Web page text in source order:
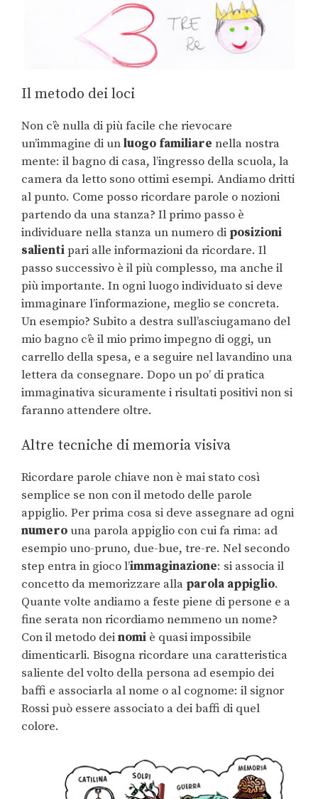
Il metodo dei loci
Non c’è nulla di più facile che rievocare
un’immagine di unluogo familiare nella nostra
mente: il bagno di casa, l’ingresso della scuola, la
camera da letto sono ottimi esempi. Andiamo dritti
al punto. Come posso ricordare parole o nozioni
partendo da una stanza? Il primo passo è
individuare nella stanza un numero di posizioni
salientipari alle informazioni da ricordare. Il
passo successivo è il più complesso, ma anche il
più importante. In ogni luogo individuato si deve
immaginare l’informazione, meglio se concreta.
Un esempio? Subito a destra sull’asciugamano del
mio bagno c’è il mio primo impegno di oggi, un
carrello della spesa, e a seguire nel lavandino una
lettera da consegnare. Dopo un po’ di pratica
immaginativa sicuramente i risultati positivi non si
faranno attendere oltre.
Altre tecniche di memoria visiva
Ricordare parole chiave non è mai stato così
semplice se non con il metodo delle parole
appiglio. Per prima cosa si deve assegnare ad ogni
numero una parola appiglio con cui fa rima: ad
esempio uno-pruno, due-bue, tre-re. Nel secondo
step entra in gioco l’immaginazione: si associa il
concetto da memorizzare alla parola appiglio.
Quante volte andiamo a feste piene di persone e a
fine serata non ricordiamo nemmeno un nome?
Con il metodo deinomi è quasi impossibile
dimenticarli. Bisogna ricordare una caratteristica
saliente del volto della persona ad esempio dei
baffi e associarla al nome o al cognome: il signor
Rossi può essere associato a dei baffi di quel
colore.